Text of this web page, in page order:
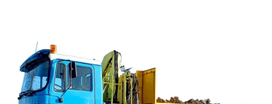
hvězdiček.